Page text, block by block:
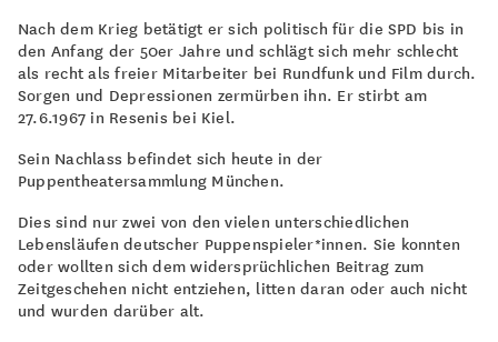
Nach dem Krieg betätigt er sich politisch für die SPD bis in
den Anfang der 50er Jahre und schlägt sich mehr schlecht
als recht als freier Mitarbeiter bei Rundfunk und Film durch.
Sorgen und Depressionen zermürben ihn. Er stirbt am
27.6.1967 in Resenis bei Kiel.
Sein Nachlass befindet sich heute in der
Puppentheatersammlung München.
Dies sind nur zwei von den vielen unterschiedlichen
Lebensläufen deutscher Puppenspieler*innen. Sie konnten
oder wollten sich dem widersprüchlichen Beitrag zum
Zeitgeschehen nicht entziehen, litten daran oder auch nicht
und wurden darüber alt.